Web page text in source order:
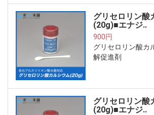
グリセロリン酸
(20g)■エナジ..
900円
グリセロリン酸カ
解促進剤
グリセロリン酸
(20g)■エナジ..